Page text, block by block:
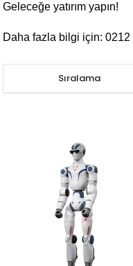
Geleceğe yatırım yapın!
Daha fazla bilgi için: 0212
Sıralama